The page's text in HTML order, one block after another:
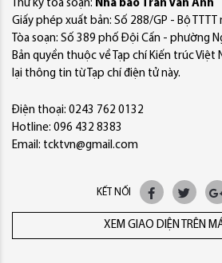
Thư ký tòa soạn: Nhà báo Trần Văn Ánh
Giấy phép xuất bản: Số 288/GP - Bộ
Tòa soạn: Số 389 phố Đội Cấn - phường
Bản quyền thuộc về Tạp chí Kiến trúc Việt
lại thông tin từ Tạp chí điện tử này.
Điện thoại: 0243 762 0132
Hotline: 096 432 8383
Email: tcktvn@gmail.com
KẾT NỐI
XEM GIAO DIỆN TRÊN